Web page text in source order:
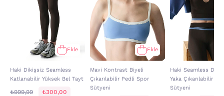
Ekle
Haki Dikişsiz Seamless
Katlanabilir Yüksek Bel Tayt
₺999,99 ₺300,00
Ekle
Mavi Kontrast Biyeli
Çıkarılabilir Pedli Spor
Sütyeni
Haki Seamless
Yaka Çıkarılabilir
Sütyeni